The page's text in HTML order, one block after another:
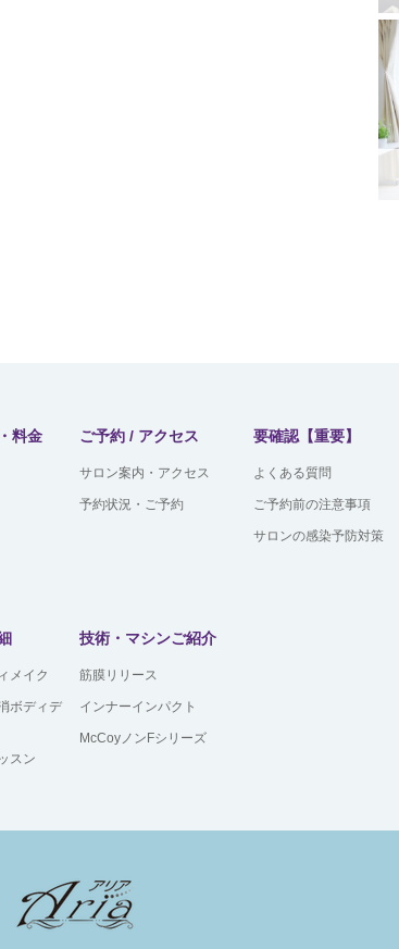
料金 ご予約 / アクセス
サロン案内・アクセス
予約状況・ご予約
要確認【重要】
よくある質問
ご予約前の注意事項
サロンの感染予防対策
メイク
ボディデ
スン
技術・マシンご紹介
筋膜リリース
インナーインパクト
McCoyノンFシリーズ